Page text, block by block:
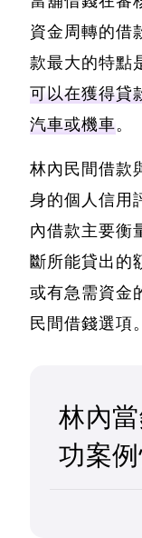
資金周轉的借
款最大的特點
可以在獲得貸
汽車或機車。
林內民間借款
身的個人信用
內借款主要衡
斷所能貸出的
或有急需資金
民間借錢選項。
林內
功案例